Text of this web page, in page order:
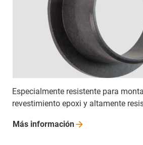
Especialmente resistente para
revestimiento epoxi y altamente
Más información